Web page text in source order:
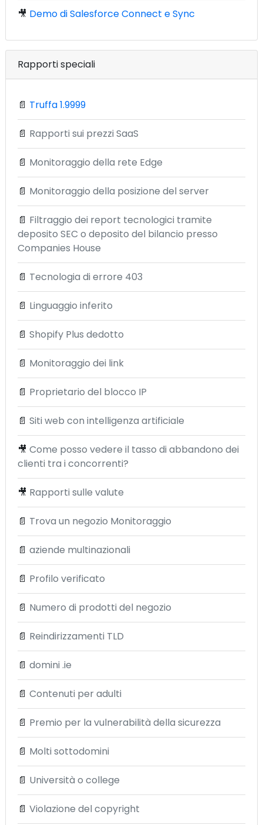
🎥 Demo di Salesforce Connect e Sync
Rapporti speciali
📄 Truffa 1.9999
📄 Rapporti sui prezzi SaaS
📄 Monitoraggio della rete Edge
📄 Monitoraggio della posizione del server
📄 Filtraggio dei report tecnologici tramite
deposito SEC o deposito del bilancio presso
Companies House
📄 Tecnologia di errore 403
📄 Linguaggio inferito
📄 Shopify Plus dedotto
📄 Monitoraggio dei link
📄 Proprietario del blocco IP
📄 Siti web con intelligenza artificiale
🎥 Come posso vedere il tasso di abbandono dei
clienti tra i concorrenti?
🎥 Rapporti sulle valute
📄 Trova un negozio Monitoraggio
📄 aziende multinazionali
📄 Profilo verificato
📄 Numero di prodotti del negozio
📄 Reindirizzamenti TLD
📄 domini .ie
📄 Contenuti per adulti
📄 Premio per la vulnerabilità della sicurezza
📄 Molti sottodomini
📄 Università o college
📄 Violazione del copyright